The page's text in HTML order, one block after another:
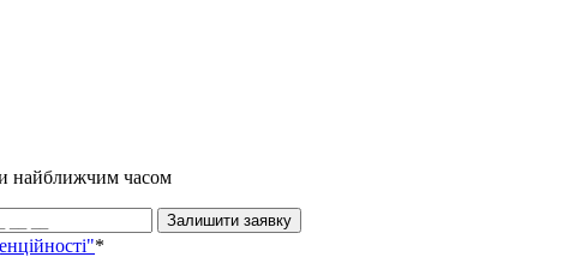
найближчим часом
Залишити заявку
*